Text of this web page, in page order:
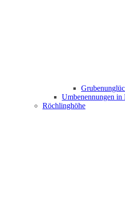
Umbenennungen in
Röchlinghöhe